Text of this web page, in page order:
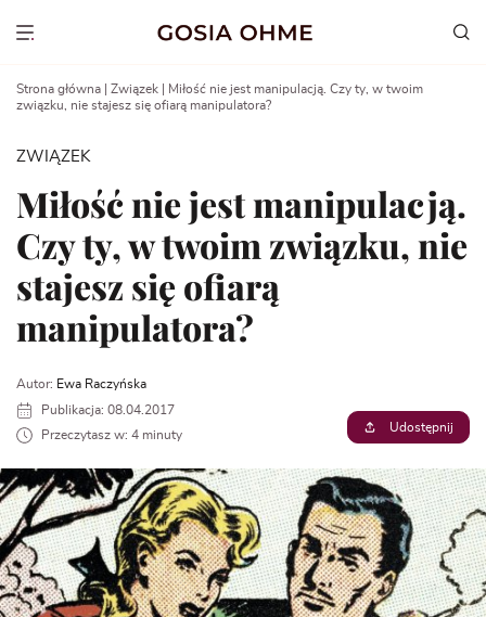
Show menu
Strona główna Związek
Miłość nie jest manipulacją. Czy ty, w twoim
związku, nie stajesz się ofiarą manipulatora?
ZWIĄZEK
Miłość nie jest manipulacją.
Czy ty, w twoim związku, nie
stajesz się ofiarą
manipulatora?
Autor: Ewa Raczyńska
Publikacja: 08.04.2017
Przeczytasz w: 4 minuty
Udostępnij